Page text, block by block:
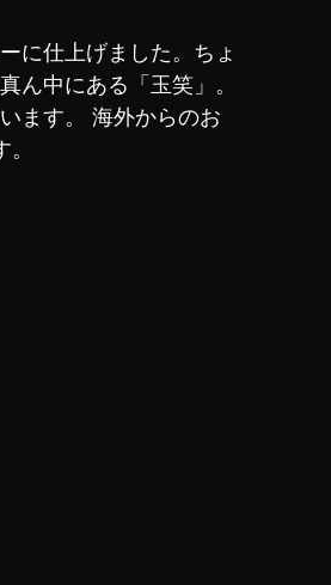
に仕上げました。ちょ
ん中にある「玉笑」。
ます。 海外からのお